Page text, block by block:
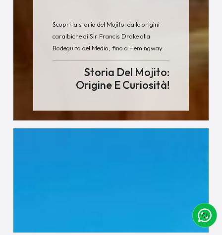
Scopri la storia del Mojito: dalle origini
caraibiche di Sir Francis Drake alla
Bodeguita del Medio, fino a Hemingway.
Storia Del Mojito:
Origine E Curiosità!